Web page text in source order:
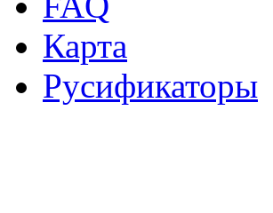
Карта
Русификаторы